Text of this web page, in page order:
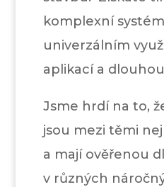
komplexní
univerzálním
aplikací a
Jsme hrdí na to,
jsou mezi těmi
a mají ověřenou
v různých